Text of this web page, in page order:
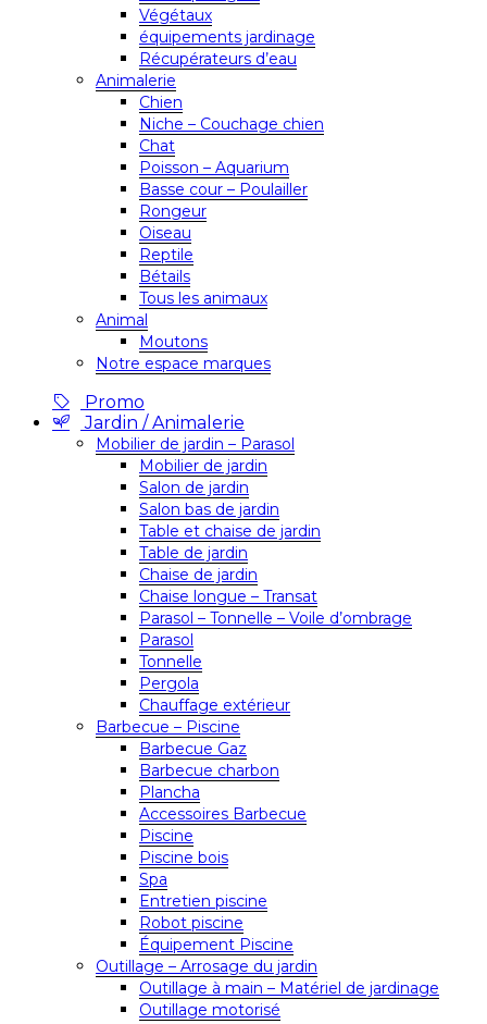
Végétaux
équipements jardinage
Récupérateurs d’eau
Animalerie
Chien
Niche – Couchage chien
Chat
Poisson – Aquarium
Basse cour – Poulailler
Rongeur
Oiseau
Reptile
Bétails
Tous les animaux
Animal
Moutons
Notre espace marques
Promo
Jardin / Animalerie
Mobilier de jardin – Parasol
Mobilier de jardin
Salon de jardin
Salon bas de jardin
Table et chaise de jardin
Table de jardin
Chaise de jardin
Chaise longue – Transat
Parasol – Tonnelle – Voile d’ombrage
Parasol
Tonnelle
Pergola
Chauffage extérieur
Barbecue – Piscine
Barbecue Gaz
Barbecue charbon
Plancha
Accessoires Barbecue
Piscine
Piscine bois
Spa
Entretien piscine
Robot piscine
Équipement Piscine
Outillage – Arrosage du jardin
Outillage à main – Matériel de jardinage
Outillage motorisé